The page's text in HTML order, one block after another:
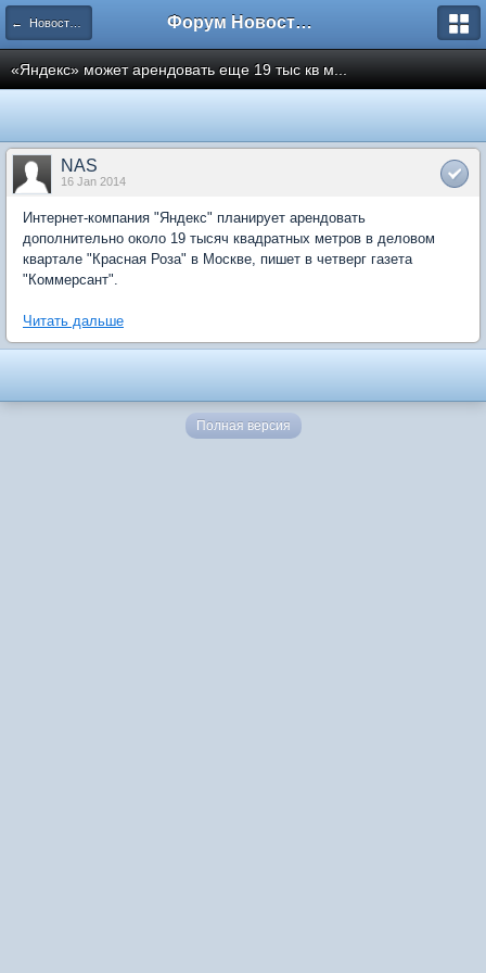
← Новости рынка недвижимости Форум Новостройки
«Яндекс» может арендовать еще 19 тыс кв м...
NAS
16 Jan 2014
Интернет-компания "Яндекс" планирует арендовать
дополнительно около 19 тысяч квадратных метров в деловом
квартале "Красная Роза" в Москве, пишет в четверг газета
"Коммерсант".
Читать дальше
Полная версия